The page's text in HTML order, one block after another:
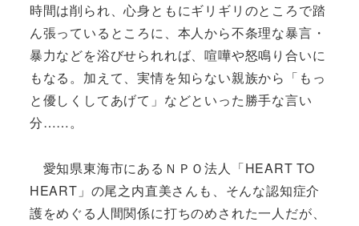
時間は削られ、心身ともにギリギリのところで踏
ん張っているところに、本人から不条理な暴言・
暴力などを浴びせられれば、喧嘩や怒鳴り合いに
もなる。加えて、実情を知らない親族から「もっ
と優しくしてあげて」などといった勝手な言い
分……。
愛知県東海市にあるＮＰＯ法人「HEART TO
HEART」の尾之内直美さんも、そんな認知症介
護をめぐる人間関係に打ちのめされた一人だが、